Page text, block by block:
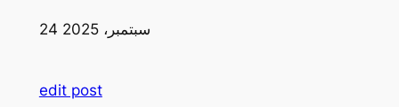
24 سبتمبر، 2025
edit post